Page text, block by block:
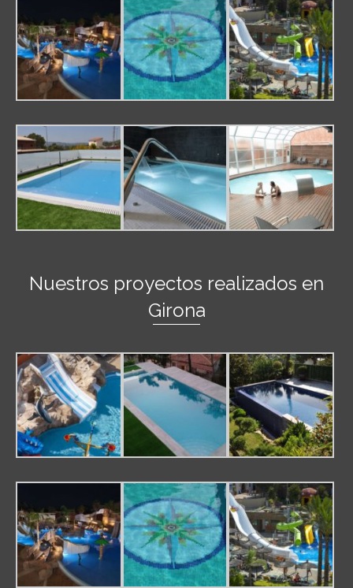
Nuestros proyectos realizados en
Girona